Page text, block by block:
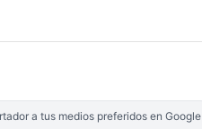
a tus medios preferidos en Google